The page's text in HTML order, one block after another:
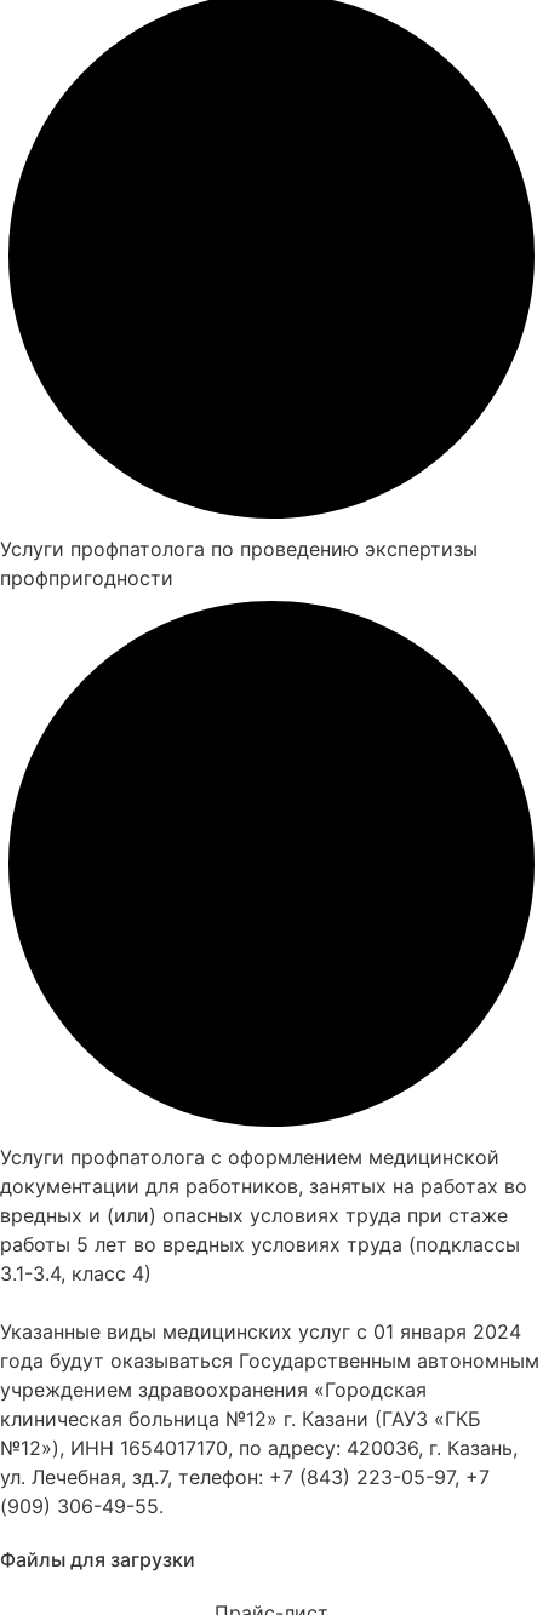
Услуги профпатолога по проведению экспертизы
профпригодности
Услуги профпатолога с оформлением медицинской
документации для работников, занятых на работах во
вредных и (или) опасных условиях труда при стаже
работы 5 лет во вредных условиях труда (подклассы
3.1-3.4, класс 4)
Указанные виды медицинских услуг с 01 января 2024
года будут оказываться Государственным автономным
учреждением здравоохранения «Городская
клиническая больница №12» г. Казани (ГАУЗ «ГКБ
№12»), ИНН 1654017170, по адресу: 420036, г. Казань,
ул. Лечебная, зд.7, телефон: +7 (843) 223-05-97, +7
(909) 306-49-55.
Файлы для загрузки